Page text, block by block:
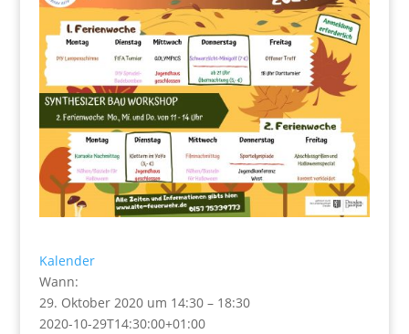
Kalender
Wann:
29. Oktober 2020 um 14:30 – 18:30
2020-10-29T14:30:00+01:00